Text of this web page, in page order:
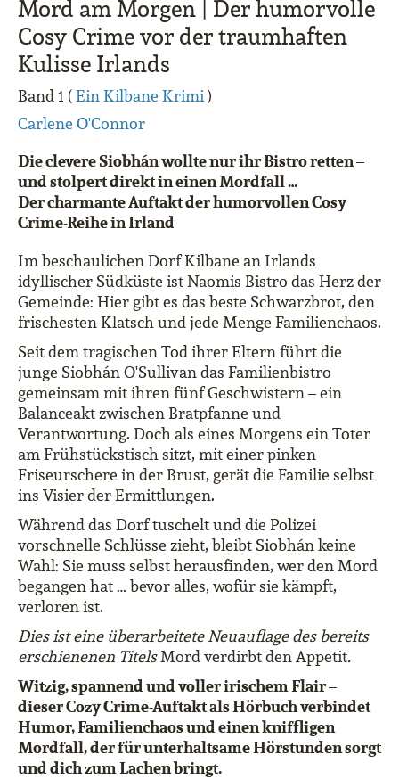
Mord am Morgen | Der humorvolle
Cosy Crime vor der traumhaften
Kulisse Irlands
Band 1 (Ein Kilbane Krimi)
Carlene O'Connor
Die clevere Siobhán wollte nur ihr Bistro retten –
und stolpert direkt in einen Mordfall …
Der charmante Auftakt der humorvollen Cosy
Crime-Reihe in Irland
Im beschaulichen Dorf Kilbane an Irlands
idyllischer Südküste ist Naomis Bistro das Herz der
Gemeinde: Hier gibt es das beste Schwarzbrot, den
frischesten Klatsch und jede Menge Familienchaos.
Seit dem tragischen Tod ihrer Eltern führt die
junge Siobhán O'Sullivan das Familienbistro
gemeinsam mit ihren fünf Geschwistern – ein
Balanceakt zwischen Bratpfanne und
Verantwortung. Doch als eines Morgens ein Toter
am Frühstückstisch sitzt, mit einer pinken
Friseurschere in der Brust, gerät die Familie selbst
ins Visier der Ermittlungen.
Während das Dorf tuschelt und die Polizei
vorschnelle Schlüsse zieht, bleibt Siobhán keine
Wahl: Sie muss selbst herausfinden, wer den Mord
begangen hat … bevor alles, wofür sie kämpft,
verloren ist.
Dies ist eine überarbeitete Neuauflage des bereits
erschienenen TitelsMord verdirbt den Appetit.
Witzig, spannend und voller irischem Flair –
dieser Cozy Crime-Auftakt als Hörbuch verbindet
Humor, Familienchaos und einen kniffligen
Mordfall, der für unterhaltsame Hörstunden sorgt
und dich zum Lachen bringt.